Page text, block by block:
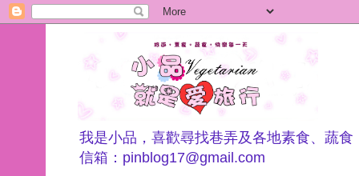
我是小品，喜歡尋找巷弄及各地素食、蔬
信箱：pinblog17@gmail.com